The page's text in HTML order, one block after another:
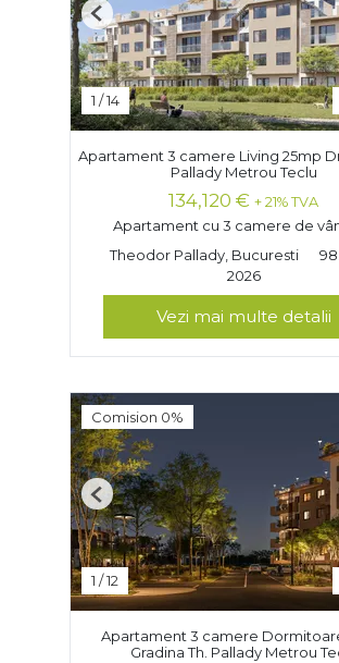
1 /14
Previous
Apartament 3 camere Living 25mp
Pallady Metrou Teclu
134,120 € + 21% TVA
Apartament cu 3 camere de
Theodor Pallady, Bucuresti
2026
Vezi mai multe detalii
Comision 0%
1 /12
Previous
Apartament 3 camere
Gradina Th. Pallady Metrou